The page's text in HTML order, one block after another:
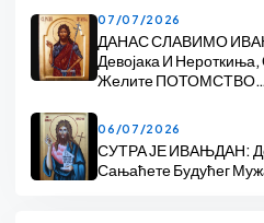
07/07/2026
ДАНАС СЛАВИМО
Девојака И
Желите ПОТОМСТВО…
06/07/2026
СУТРА ЈЕ ИВАЊДАН:
Сањаћете Будућег